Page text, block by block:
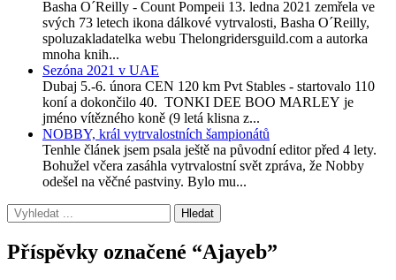
Basha O´Reilly - Count Pompeii 13. ledna 2021 zemřela ve
svých 73 letech ikona dálkové vytrvalosti, Basha O´Reilly,
spoluzakladatelka webu Thelongridersguild.com a autorka
mnoha knih...
Sezóna 2021 v UAE
Dubaj 5.-6. února CEN 120 km Pvt Stables - startovalo 110
koní a dokončilo 40. TONKI DEE BOO MARLEY je
jméno vítězného koně (9 letá klisna z...
NOBBY, král vytrvalostních šampionátů
Tenhle článek jsem psala ještě na původní editor před 4 lety.
Bohužel včera zasáhla vytrvalostní svět zpráva, že Nobby
odešel na věčné pastviny. Bylo mu...
Příspěvky označené “Ajayeb”